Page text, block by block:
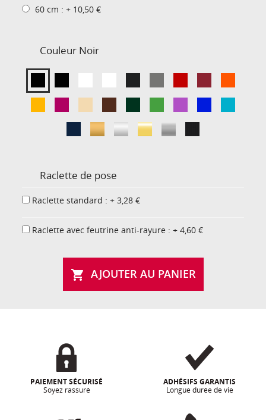
60 cm : + 10,50 €
Couleur Noir
Raclette de pose
Raclette standard : + 3,28 €
Raclette avec feutrine anti-rayure : + 4,60 €
 AJOUTER AU PANIER
PAIEMENT SÉCURISÉ
Soyez rassuré
ADHÉSIFS GARANTIS
Longue durée de vie